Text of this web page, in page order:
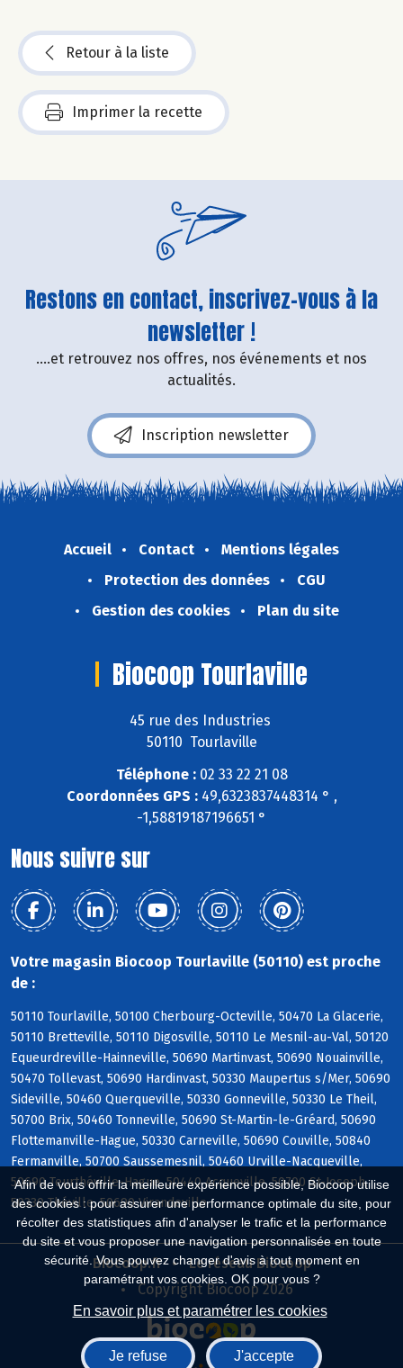
Afin de vous offrir la meilleure expérience possible, Biocoop utilise
des cookies : pour assurer une performance optimale du site, pour
récolter des statistiques afin d'analyser le trafic et la performance
du site et vous proposer une navigation personnalisée en toute
sécurité. Vous pouvez changer d'avis à tout moment en
paramétrant vos cookies. OK pour vous ?
En savoir plus et paramétrer les cookies
Je refuse J'accepte
Retour à la liste
Imprimer la recette
Restons en contact, inscrivez-vous à la
newsletter !
....et retrouvez nos offres, nos événements et nos
actualités.
Inscription newsletter
Accueil Contact
Mentions légales
Protection des données
CGU
Gestion des cookies
Plan du site
Biocoop Tourlaville
45 rue des Industries
50110 Tourlaville
Téléphone :02 33 22 21 08
Coordonnées GPS :49,6323837448314 ° ,
-1,58819187196651 °
Nous suivre sur
Votre magasin Biocoop Tourlaville (50110) est proche
de :
50110 Tourlaville, 50100 Cherbourg-Octeville, 50470 La Glacerie,
50110 Bretteville, 50110 Digosville, 50110 Le Mesnil-au-Val, 50120
Equeurdreville-Hainneville, 50690 Martinvast, 50690 Nouainville,
50470 Tollevast, 50690 Hardinvast, 50330 Maupertus s/Mer, 50690
Sideville, 50460 Querqueville, 50330 Gonneville, 50330 Le Theil,
50700 Brix, 50460 Tonneville, 50690 St-Martin-le-Gréard, 50690
Flottemanville-Hague, 50330 Carneville, 50690 Couville, 50840
Fermanville, 50700 Saussemesnil, 50460 Urville-Nacqueville,
50690 Teurthéville-Hague, 50440 Acqueville, 50700 St-Joseph,
50330 Théville, 50690 Virandeville
Biocoop.fr
Le réseau Biocoop
Copyright Biocoop 2026